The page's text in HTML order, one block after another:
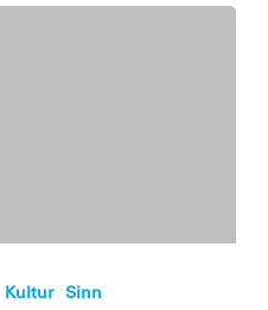
Kultur Sinn